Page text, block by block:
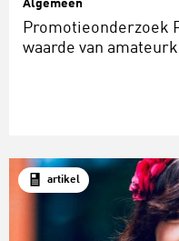
Algemeen
Promotieonderzoek
waarde van
artikel